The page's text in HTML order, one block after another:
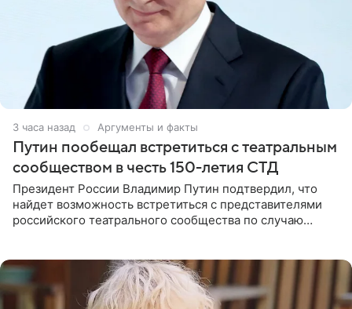
3 часа назад Аргументы и факты
Путин пообещал встретиться с театральным
сообществом в честь 150-летия СТД
Президент России Владимир Путин подтвердил, что
найдет возможность встретиться с представителями
российского театрального сообщества по случаю